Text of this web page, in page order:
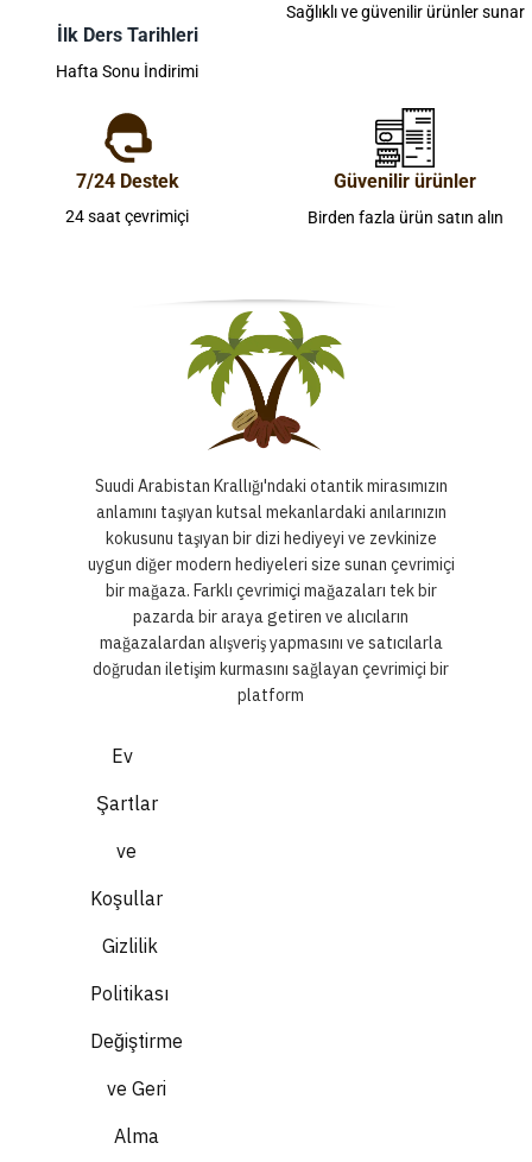
İlk Ders Tarihleri
Hafta Sonu İndirimi
Sağlıklı ve güvenilir ürünler sunar
7/24 Destek
24 saat çevrimiçi
Güvenilir ürünler
Birden fazla ürün satın alın
Suudi Arabistan Krallığı'ndaki otantik mirasımızın
anlamını taşıyan kutsal mekanlardaki anılarınızın
kokusunu taşıyan bir dizi hediyeyi ve zevkinize
uygun diğer modern hediyeleri size sunan çevrimiçi
bir mağaza. Farklı çevrimiçi mağazaları tek bir
pazarda bir araya getiren ve alıcıların
mağazalardan alışveriş yapmasını ve satıcılarla
doğrudan iletişim kurmasını sağlayan çevrimiçi bir
platform
Ev
Şartlar
ve
Koşullar
Gizlilik
Politikası
Değiştirme
ve Geri
Alma